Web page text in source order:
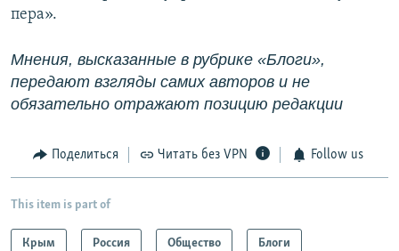
пера».
Мнения, высказанные в рубрике «Блоги»,
передают взгляды самих авторов и не
обязательно отражают позицию редакции
Поделиться Читать без VPN Follow us
This item is part of
Крым Россия Общество Блоги